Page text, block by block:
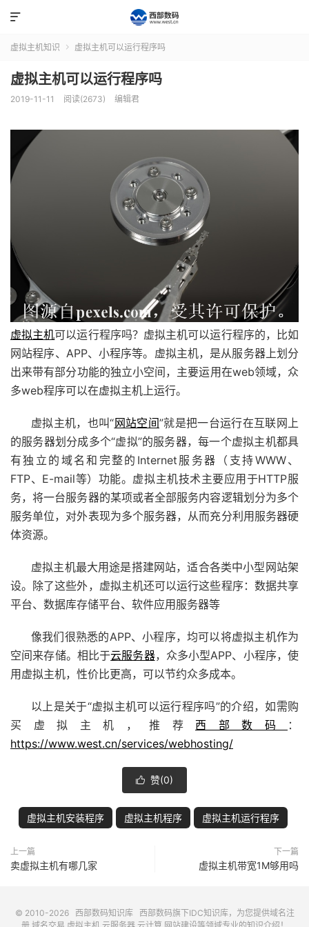

虚拟主机知识  虚拟主机可以运行程序吗
虚拟主机可以运行程序吗
2019-11-11 阅读(2673) 编辑君
虚拟主机可以运行程序吗？虚拟主机可以运行程序的，比如
网站程序、APP、小程序等。虚拟主机，是从服务器上划分
出来带有部分功能的独立小空间，主要运用在web领域，众
多web程序可以在虚拟主机上运行。
虚拟主机，也叫“网站空间”就是把一台运行在互联网上
的服务器划分成多个“虚拟”的服务器，每一个虚拟主机都具
有独立的域名和完整的Internet服务器（支持WWW、
FTP、E-mail等）功能。虚拟主机技术主要应用于HTTP服
务，将一台服务器的某项或者全部服务内容逻辑划分为多个
服务单位，对外表现为多个服务器，从而充分利用服务器硬
体资源。
虚拟主机最大用途是搭建网站，适合各类中小型网站架
设。除了这些外，虚拟主机还可以运行这些程序：数据共享
平台、数据库存储平台、软件应用服务器等
像我们很熟悉的APP、小程序，均可以将虚拟主机作为
空间来存储。相比于云服务器，众多小型APP、小程序，使
用虚拟主机，性价比更高，可以节约众多成本。
以上是关于“虚拟主机可以运行程序吗”的介绍，如需购
买虚拟主机，推荐 西部数码
：
https://www.west.cn/services/webhosting/
 赞(0)
虚拟主机安装程序 虚拟主机程序 虚拟主机运行程序
上一篇
卖虚拟主机有哪几家
下一篇
虚拟主机带宽1M够用吗
© 2010-2026 西部数码知识库 西部数码旗下IDC知识库，为您提供域名注